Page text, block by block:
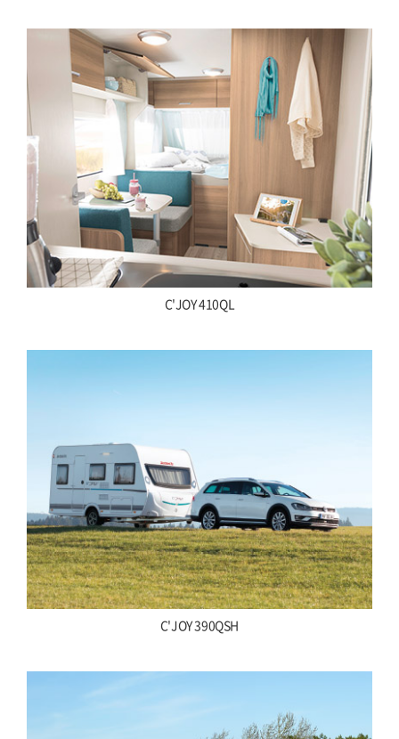
C'JOY 410QL
C'JOY 390QSH